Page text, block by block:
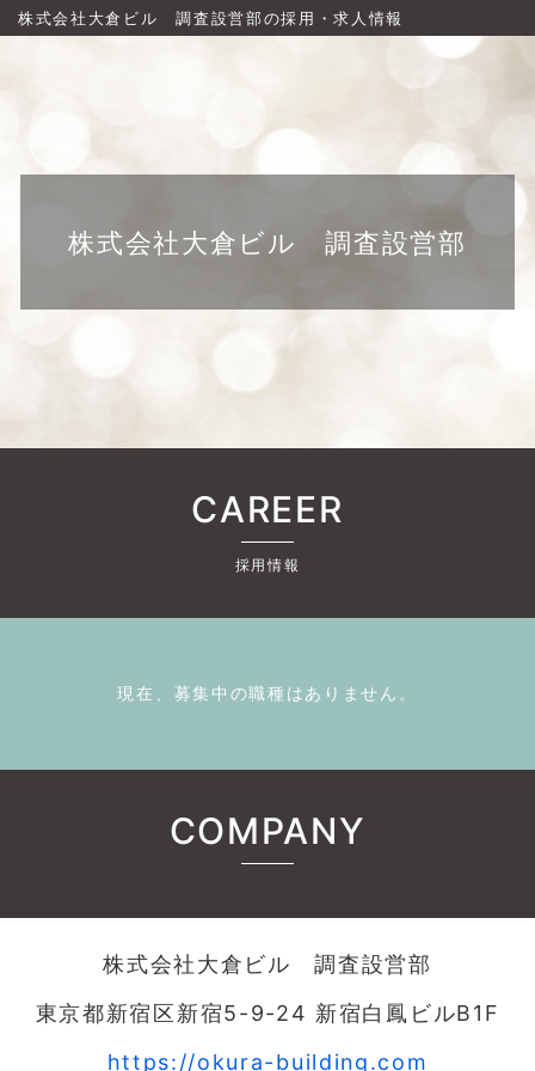
株式会社大倉ビル 調査設営部の採用・求人情報
株式会社大倉ビル 調査設営部
CAREER
採用情報
現在、募集中の職種はありません。
COMPANY
株式会社大倉ビル 調査設営部
東京都新宿区新宿5-9-24 新宿白鳳ビルB1F
https://okura-building.com